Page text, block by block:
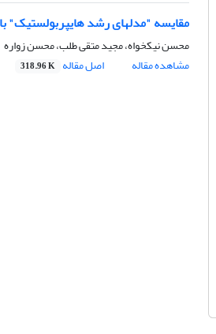
مقایسه "مدل‎های رشد هایپربولستیک" با مدل‎های رشد کلاسیک در توصیف منحنی رشد جوجه‎های نر گوشتی سویه راس
محسن نیکخواه، مجید متقی طلب، محسن زواره
مشاهده مقاله
اصل مقاله 318.96 K